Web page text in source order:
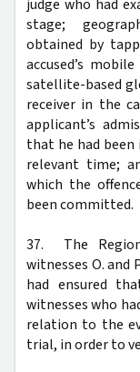
judge who had
stage;
obtained by
accused’s
satellite-based
receiver in the
applicant’s
that he had
relevant time;
which the
been committed.
37. The
witnesses O. and
had ensured
witnesses who
relation to the
trial, in order to